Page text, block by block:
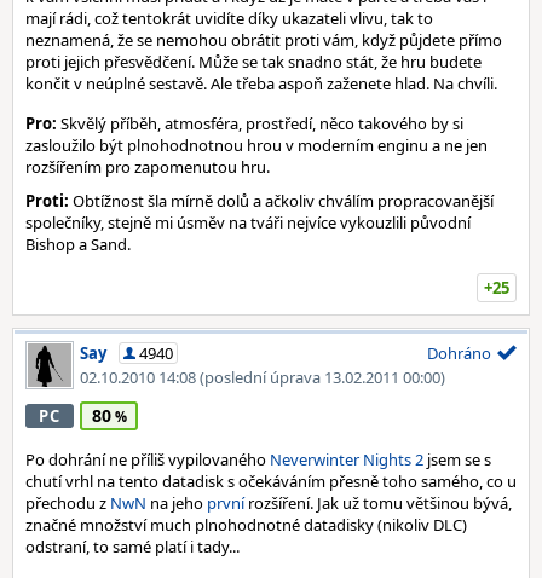
mají rádi, což tentokrát uvidíte díky ukazateli vlivu, tak to
neznamená, že se nemohou obrátit proti vám, když půjdete přímo
proti jejich přesvědčení. Může se tak snadno stát, že hru budete
končit v neúplné sestavě. Ale třeba aspoň zaženete hlad. Na chvíli.
Pro: Skvělý příběh, atmosféra, prostředí, něco takového by si
zasloužilo být plnohodnotnou hrou v moderním enginu a ne jen
rozšířením pro zapomenutou hru.
Proti: Obtížnost šla mírně dolů a ačkoliv chválím propracovanější
společníky, stejně mi úsměv na tváři nejvíce vykouzlili původní
Bishop a Sand.
+25
Say
4940
02.10.2010 14:08(poslední úprava 13.02.2011 00:00)
Dohráno
PC 80
Po dohrání ne příliš vypilovaného Neverwinter Nights 2 jsem se s
chutí vrhl na tento datadisk s očekáváním přesně toho samého, co u
přechodu z NwN na jeho prvnírozšíření. Jak už tomu většinou bývá,
značné množství much plnohodnotné datadisky (nikoliv DLC)
odstraní, to samé platí i tady...